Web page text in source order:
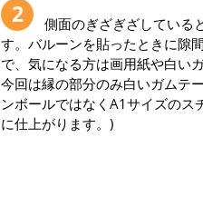
2
側面のぎざぎざしている
す。バルーンを貼ったときに隙
で、気になる方は画用紙や白い
今回は縁の部分のみ白いガムテ
ンボールではなくA1サイズのス
に仕上がります。)